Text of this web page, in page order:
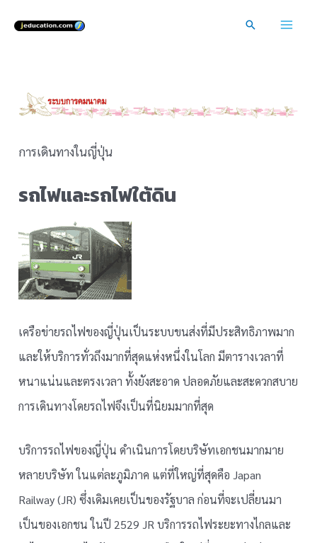
Search
การเดินทางในญี่ปุ่น
รถไฟและรถไฟใต้ดิน
เครือข่ายรถไฟของญี่ปุ่นเป็นระบบขนส่งที่มีประสิทธิภาพมาก
และให้บริการทั่วถึงมากที่สุดแห่งหนึ่งในโลก มีตารางเวลาที่
หนาแน่นและตรงเวลา ทั้งยังสะอาด ปลอดภัยและสะดวกสบาย
การเดินทางโดยรถไฟจึงเป็นที่นิยมมากที่สุด
บริการรถไฟของญี่ปุ่น ดำเนินการโดยบริษัทเอกชนมากมาย
หลายบริษัท ในแต่ละภูมิภาค แต่ที่ใหญ่ที่สุดคือ Japan
Railway (JR) ซึ่งเดิมเคยเป็นของรัฐบาล ก่อนที่จะเปลี่ยนมา
เป็นของเอกชน ในปี 2529 JR บริการรถไฟระยะทางไกลและ